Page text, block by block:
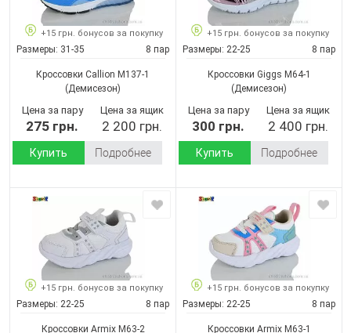
+15 грн. бонусов за покупку
Размеры: 31-35 8 пар
Кроссовки Callion M137-1
(Демисезон)
Цена за пару
275 грн.
Цена за ящик
2 200 грн.
Купить Подробнее
+15 грн. бонусов за покупку
Размеры: 22-25 8 пар
Кроссовки Giggs M64-1
(Демисезон)
Цена за пару
300 грн.
Цена за ящик
2 400 грн.
Купить Подробнее
+15 грн. бонусов за покупку
Размеры: 22-25 8 пар
Кроссовки Armix M63-2
+15 грн. бонусов за покупку
Размеры: 22-25 8 пар
Кроссовки Armix M63-1